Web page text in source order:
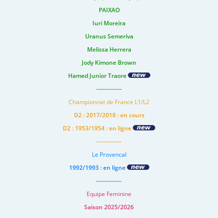
PAIXAO
Iuri Moreira
Uranus Semeriva
Melissa Herrera
Jody Kimone Brown
Hamed Junior Traore
-------------
Championnat de France L1/L2
D2 : 2017/2018 : en cours
D2 : 1953/1954 : en ligne
-------------
Le Provencal
1992/1993 : en ligne
-------------
Equipe Feminine
Saison 2025/2026